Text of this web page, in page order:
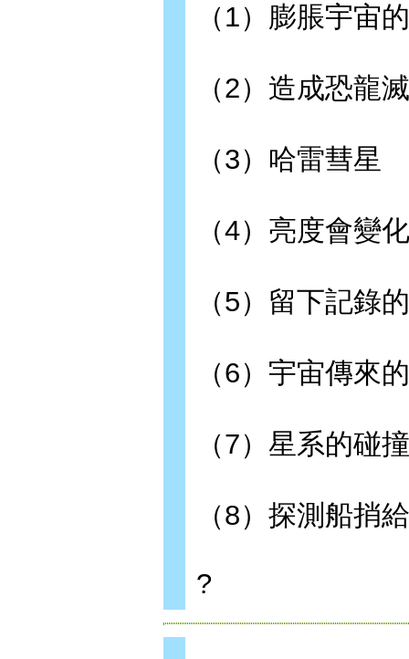
（1）膨脹宇宙
（2）造成恐龍
（3）哈雷彗星
（4）亮度會變
（5）留下記錄
（6）宇宙傳來
（7）星系的碰
（8）探測船捎
?